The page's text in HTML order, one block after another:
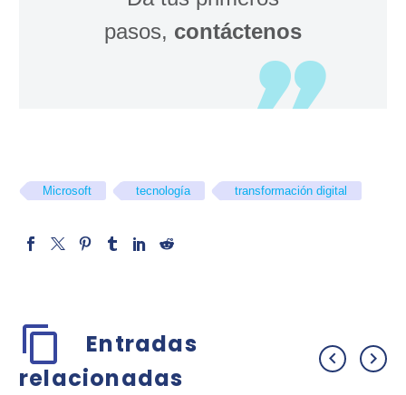
pasos, contáctenos
Microsoft tecnología transformación digital
Entradas
relacionadas